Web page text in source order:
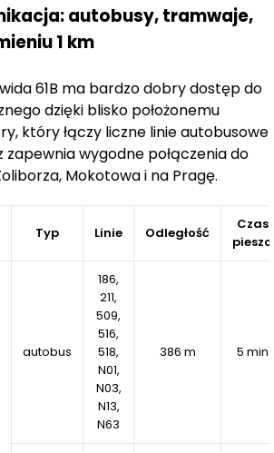
do różnych potrzeb – od
mieszkania z 4 pokojami.
co zapewnia wygodę
budowlane rozpoczęły się w I
a planowane zakończenie
2026 roku.
61B to idealne miejsce dla
komfortowego mieszkania w dobrze
i tętniącej życiem okolicy, oferującej
infrastruktury miejskiej, jak i spokój
autobusy, tramwaje,
1 km
61B ma bardzo dobry dostęp do
dzięki blisko położonemu
który łączy liczne linie autobusowe
wygodne połączenia do
Mokotowa i na Pragę.
Typ Linie Odległość
Czas
pieszo
autobus
186,
211,
509,
516,
518,
N01,
N03,
N13,
N63
386 m 5 min